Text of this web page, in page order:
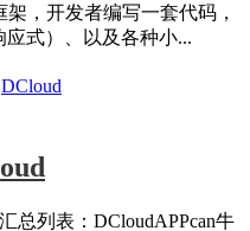
，开发者编写一套代码，
应式）、以及各种小...
DCloud
总列表：DCloudAPPcan牛